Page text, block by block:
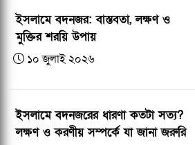
ইসলামে বদনজর: বাস্তবতা, লক্ষণ ও
মুক্তির শরয়ি উপায়
১০ জুলাই ২০২৬
ইসলামে বদনজরের ধারণা কতটা সত্য?
লক্ষণ ও করণীয় সম্পর্কে যা জানা জরুরি